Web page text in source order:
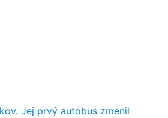
Jej prvý autobus zmenil